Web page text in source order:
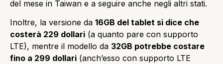
del mese in Taiwan e a seguire anche negli altri stati.
Inoltre, la versione da 16GB del tablet si dice che
costerà 229 dollari (a quanto pare con supporto
LTE), mentre il modello da 32GB potrebbe costare
fino a 299 dollari (anch’esso con supporto LTE